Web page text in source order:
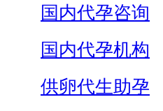
国内代孕咨询
国内代孕机构
供卵代生助孕